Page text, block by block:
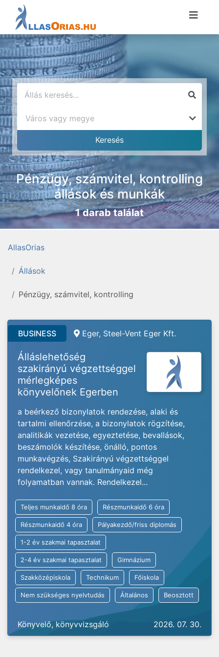
Pénzügy, számvitel, kontrolling
állások és munkák
1 darab találat
AllasOrias
Állások
Pénzügy, számvitel, kontrolling
BUSINESS Eger, Steel-Vent Eger Kft.
Álláslehetőség
szakirányú végzettséggel
mérlegképes
könyvelőnek Egerben
a beérkező bizonylatok rendezése, alaki és
tartalmi ellenőrzése, a bizonylatok rögzítése,
analitikák vezetése, egyeztetése, bevallások,
beszámolók készítése, önálló, pontos
munkavégzés, Szakirányú végzettséggel
rendelkezel, vagy tanulmányaid még
folyamatban vannak. Rendelkezel...
Teljes munkaidő 8 óra Részmunkaidő 6 óra
Részmunkaidő 4 óra Pályakezdő/friss diplomás
1-2 év szakmai tapasztalat
2-4 év szakmai tapasztalat Gimnázium
Szakközépiskola Technikum Főiskola
Nem szükséges nyelvtudás Általános Beosztott
Könyvelő, könyvvizsgáló 2026. 07. 30.